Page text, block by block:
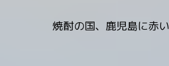
焼酎の国、鹿児島に赤